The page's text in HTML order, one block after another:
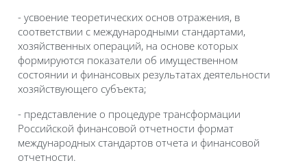
- усвоение теоретических основ отражения, в
соответствии с международными стандартами,
хозяйственных операций, на основе которых
формируются показатели об имущественном
состоянии и финансовых результатах деятельности
хозяйствующего субъекта;
- представление о процедуре трансформации
Российской финансовой отчетности формат
международных стандартов отчета и финансовой
отчетности.